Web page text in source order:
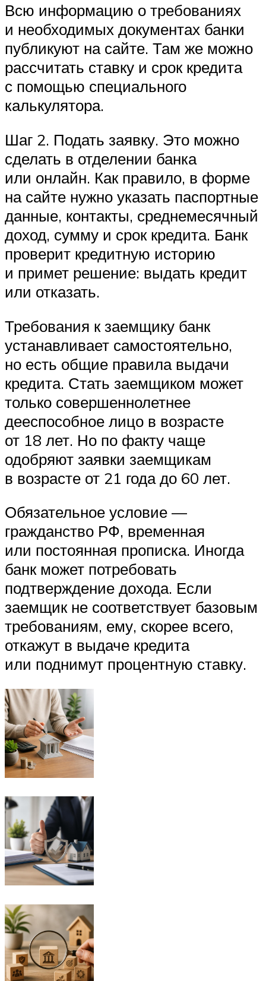
Всю информацию о требованиях
и необходимых документах банки
публикуют на сайте. Там же можно
рассчитать ставку и срок кредита
с помощью специального
калькулятора.
Шаг 2. Подать заявку. Это можно
сделать в отделении банка
или онлайн. Как правило, в форме
на сайте нужно указать паспортные
данные, контакты, среднемесячный
доход, сумму и срок кредита. Банк
проверит кредитную историю
и примет решение: выдать кредит
или отказать.
Требования к заемщику банк
устанавливает самостоятельно,
но есть общие правила выдачи
кредита. Стать заемщиком может
только совершеннолетнее
дееспособное лицо в возрасте
от 18 лет. Но по факту чаще
одобряют заявки заемщикам
в возрасте от 21 года до 60 лет.
Обязательное условие —
гражданство РФ, временная
или постоянная прописка. Иногда
банк может потребовать
подтверждение дохода. Если
заемщик не соответствует базовым
требованиям, ему, скорее всего,
откажут в выдаче кредита
или поднимут процентную ставку.